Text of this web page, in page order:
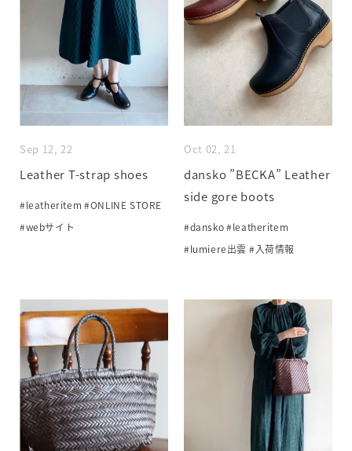
Sep 12, 22
Leather T-strap shoes
#leatheritem #ONLINE STORE
#webサイト
Oct 02, 21
dansko ”BECKA” Leather
side gore boots
#dansko#leatheritem
#lumiere出雲 #入荷情報